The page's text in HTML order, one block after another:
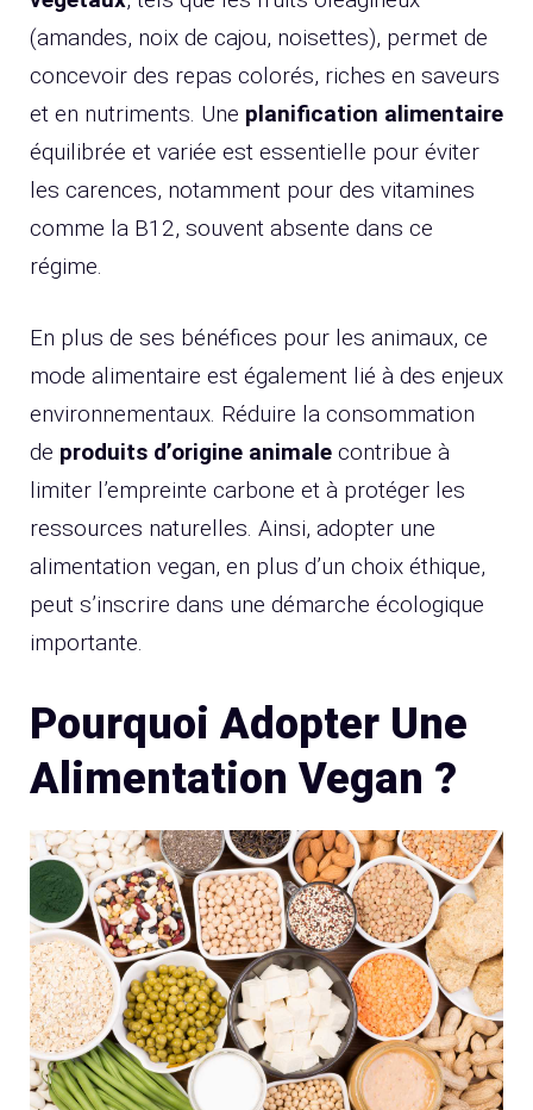
(amandes, noix de cajou, noisettes), permet de
concevoir des repas colorés, riches en saveurs
et en nutriments. Une planification alimentaire
équilibrée et variée est essentielle pour éviter
les carences, notamment pour des vitamines
comme la B12, souvent absente dans ce
régime.
En plus de ses bénéfices pour les animaux, ce
mode alimentaire est également lié à des enjeux
environnementaux. Réduire la consommation
de produits d’origine animale contribue à
limiter l’empreinte carbone et à protéger les
ressources naturelles. Ainsi, adopter une
alimentation vegan, en plus d’un choix éthique,
peut s’inscrire dans une démarche écologique
importante.
Pourquoi Adopter Une
Alimentation Vegan ?